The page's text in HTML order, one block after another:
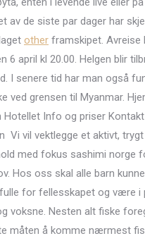
av de siste par dager har
other framskipet. Avreise
6 april kl 20.00. Helgen blir
I senere tid har man også
ved grensen til Myanmar.
Hotellet Info og priser
Vi vil vektlegge et aktivt,
med fokus sashimi norge
Hos oss skal alle barn
for fellesskapet og være i
voksne. Nesten alt fiske
måten å komme nærmest